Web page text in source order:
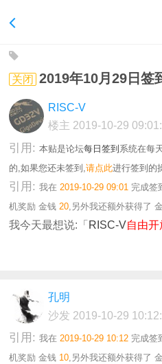
关闭 2019年10月29日签
RISC-V
楼主 2019-10-29
引用:本贴是论坛每日签到系统在每
的,如果您还未签到,请点此进行签到的
引用:我在 2019-10-29 09:01 完成签
机奖励金钱 20 ,另外我还额外获得了
我今天最想说:「 RISC-V自由
孔明
沙发 2019-10-29
引用:我在 2019-10-29 10:12 完成签
机奖励金钱 10,另外我还额外获得了